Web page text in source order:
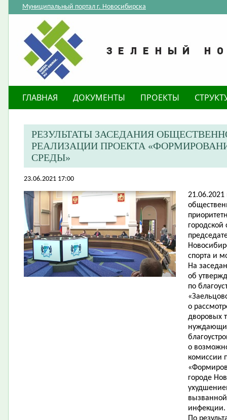
Муниципальный портал г. Новосибирска
ГЛАВНАЯ ДОКУМЕНТЫ ПРОЕКТЫ
РЕЗУЛЬТАТЫ ЗАСЕДАНИЯ
РЕАЛИЗАЦИИ ПРОЕКТА
СРЕДЫ»
23.06.2021 17:00
21.06.2021
спорта и
На
об
по
о
дворовых
о
комиссии
городе
инфекции.